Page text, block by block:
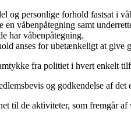
og personlige forhold fastsat i
våbenpåtegning samt
har våbenpåtegning.
anses for ubetænkeligt at give
fra politiet i hvert enkelt
og godkendelse af
til de aktiviteter, som fremgår af